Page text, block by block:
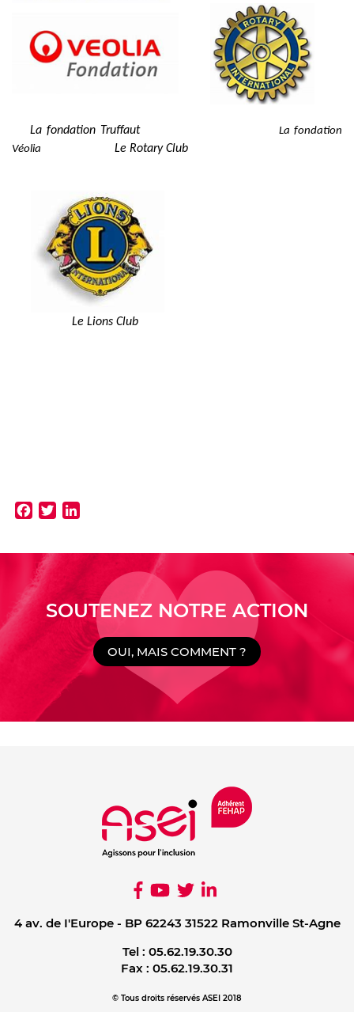
La fondation TruffautLa fondation
Véolia Le Rotary Club
Le Lions Club
Facebook
Twitter
SOUTENEZ NOTRE ACTION
OUI, MAIS COMMENT ?
4 av. de I'Europe - BP 62243 31522 Ramonville St-Agne
Tel : 05.62.19.30.30
Fax : 05.62.19.30.31
© Tous droits réservés ASEI 2018